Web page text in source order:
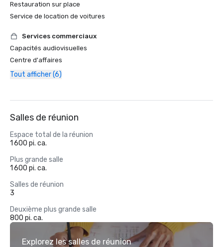
Restauration sur place
Service de location de voitures
Services commerciaux
Capacités audiovisuelles
Centre d'affaires
Tout afficher (6)
Salles de réunion
Espace total de la réunion
1 600 pi. ca.
Plus grande salle
1 600 pi. ca.
Salles de réunion
3
Deuxième plus grande salle
800 pi. ca.
Explorez les salles de réunion